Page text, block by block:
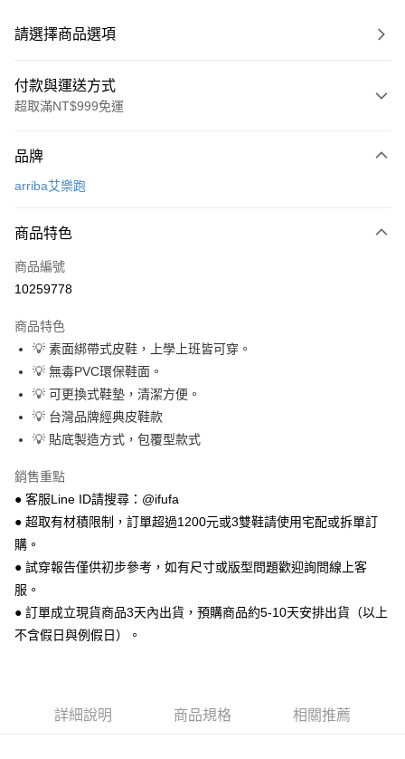
請選擇商品選項
付款與運送方式
超取滿NT$999免運
信用卡一次付款
LINE Pay
Apple Pay
悠遊付
Google Pay
全盈+PAY
AFTEE先享後付
【關於「AFTEE先享後付」】
AFTEE先享後付是「在收到商品之後才付款」的支付方式。 讓您購物簡單
１．簡單：不需註冊會員、不需綁卡、不需儲值。
２．便利：只要手機號碼，簡訊認證，即可結帳。
３．安心：先確認商品／服務後，再付款。
【「AFTEE先享後付」結帳流程】
１．於結帳方式選擇「AFTEE先享後付」後，將跳轉至「AFTEE先享後付」
２．訂單成立數日內，您將收到繳費通知簡訊。
購買商品的店家。未經商家同意取消之訂單仍視為有效，需透過AFTEE先享
後付繳納相關費用。
ATM付款
運送方式
全家 取貨付款
每筆NT$70，滿NT$999(含以上)免運費
付款後 全家取貨
每筆NT$70，滿NT$999(含以上)免運費
品牌
arriba艾樂跑
商品特色
商品編號
10259778
商品特色
💡 素面綁帶式皮鞋，上學上班皆可穿。
💡 無毒PVC環保鞋面。
💡 可更換式鞋墊，清潔方便。
💡 台灣品牌經典皮鞋款
💡 貼底製造方式，包覆型款式
銷售重點
● 客服Line ID請搜尋：@ifufa
● 超取有材積限制，訂單超過1200元或3雙鞋請使用宅配或拆單訂
購。
● 試穿報告僅供初步參考，如有尺寸或版型問題歡迎詢問線上客
服。
● 訂單成立現貨商品3天內出貨，預購商品約5-10天安排出貨（以上
不含假日與例假日）。
詳細說明 商品規格 相關推薦